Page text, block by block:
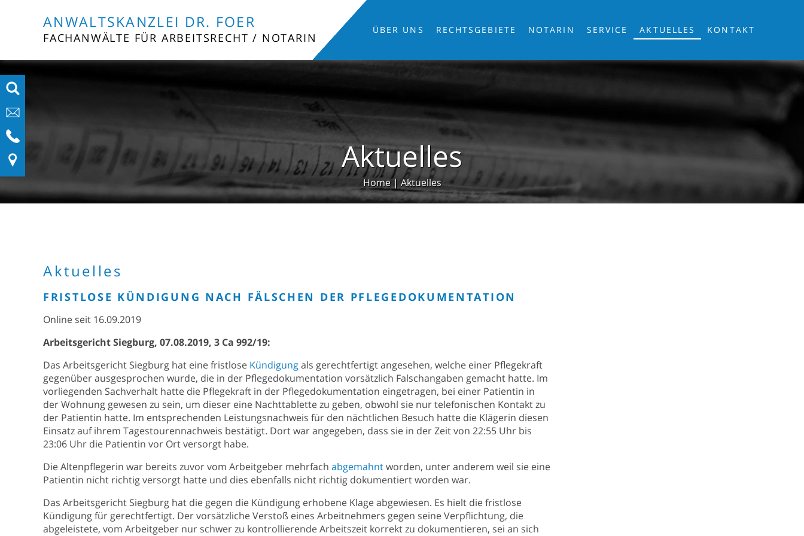
ANWALTSKANZLEI DR. FOER
FACHANWÄLTE FÜR ARBEITSRECHT / NOTARIN
ÜBER UNS RECHTSGEBIETE NOTARIN SERVICE AKTUELLES KONTAKT
Aktuelles
Home| Aktuelles
Aktuelles
FRISTLOSE KÜNDIGUNG NACH FÄLSCHEN DER PFLEGEDOKUMENTATION
Online seit 16.09.2019
Arbeitsgericht Siegburg, 07.08.2019, 3 Ca 992/19:
Das Arbeitsgericht Siegburg hat eine fristlose Kündigungals gerechtfertigt angesehen, welche einer Pflegekraft
gegenüber ausgesprochen wurde, die in der Pflegedokumentation vorsätzlich Falschangaben gemacht hatte. Im
vorliegenden Sachverhalt hatte die Pflegekraft in der Pflegedokumentation eingetragen, bei einer Patientin in
der Wohnung gewesen zu sein, um dieser eine Nachttablette zu geben, obwohl sie nur telefonischen Kontakt zu
der Patientin hatte. Im entsprechenden Leistungsnachweis für den nächtlichen Besuch hatte die Klägerin diesen
Einsatz auf ihrem Tagestourennachweis bestätigt. Dort war angegeben, dass sie in der Zeit von 22:55 Uhr bis
23:06 Uhr die Patientin vor Ort versorgt habe.
Die Altenpflegerin war bereits zuvor vom Arbeitgeber mehrfach abgemahntworden, unter anderem weil sie eine
Patientin nicht richtig versorgt hatte und dies ebenfalls nicht richtig dokumentiert worden war.
Das Arbeitsgericht Siegburg hat die gegen die Kündigung erhobene Klage abgewiesen. Es hielt die fristlose
Kündigung für gerechtfertigt. Der vorsätzliche Verstoß eines Arbeitnehmers gegen seine Verpflichtung, die
abgeleistete, vom Arbeitgeber nur schwer zu kontrollierende Arbeitszeit korrekt zu dokumentieren, sei an sich